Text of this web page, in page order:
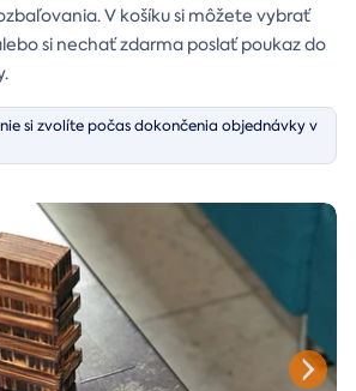
V košíku si môžete vybrať
si nechať zdarma poslať poukaz do
si zvolíte počas dokončenia objednávky v